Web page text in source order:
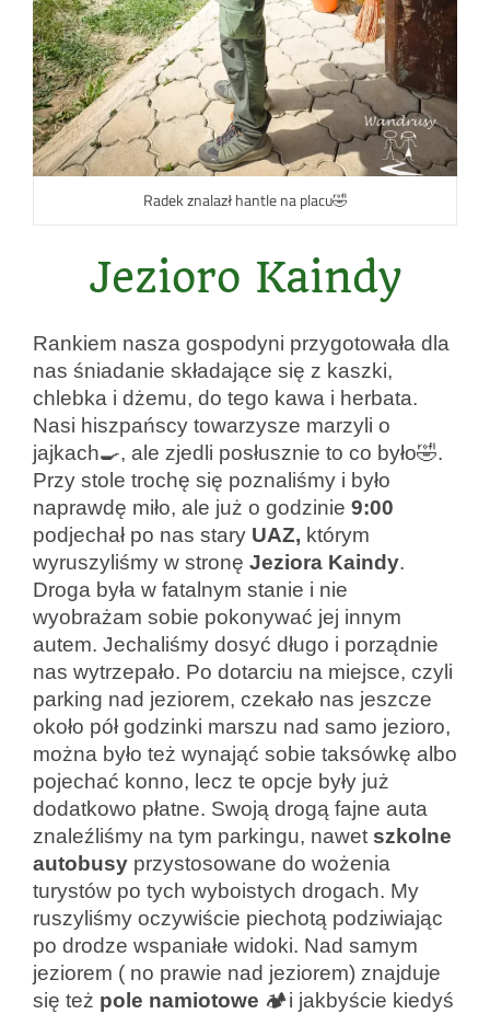
Radek znalazł hantle na placu🤣
Jezioro Kaindy
Rankiem nasza gospodyni przygotowała dla
nas śniadanie składające się z kaszki,
chlebka i dżemu, do tego kawa i herbata.
Nasi hiszpańscy towarzysze marzyli o
jajkach🍳, ale zjedli posłusznie to co było🤣.
Przy stole trochę się poznaliśmy i było
naprawdę miło, ale już o godzinie 9:00
podjechał po nas stary UAZ, którym
wyruszyliśmy w stronę Jeziora Kaindy.
Droga była w fatalnym stanie i nie
wyobrażam sobie pokonywać jej innym
autem. Jechaliśmy dosyć długo i porządnie
nas wytrzepało. Po dotarciu na miejsce, czyli
parking nad jeziorem, czekało nas jeszcze
około pół godzinki marszu nad samo jezioro,
można było też wynająć sobie taksówkę albo
pojechać konno, lecz te opcje były już
dodatkowo płatne. Swoją drogą fajne auta
znaleźliśmy na tym parkingu, nawet szkolne
autobusy przystosowane do wożenia
turystów po tych wyboistych drogach. My
ruszyliśmy oczywiście piechotą podziwiając
po drodze wspaniałe widoki. Nad samym
jeziorem ( no prawie nad jeziorem) znajduje
się też pole namiotowe 🏕️i jakbyście kiedyś